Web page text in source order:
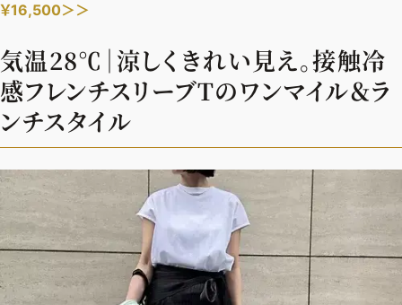
イーバイエクラ
FOLLOW US
JOIN US
￥16,500＞＞
気温28℃｜涼しくきれい見え。接触冷
感フレンチスリーブTのワンマイル＆ラ
ンチスタイル